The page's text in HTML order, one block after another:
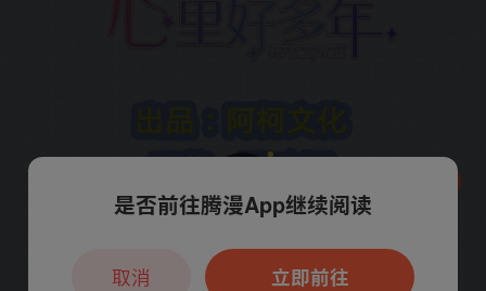
本章节仅支持App阅读，可打开App新用
户7天免费看
是否前往腾漫App继续阅读
立即前往
取消